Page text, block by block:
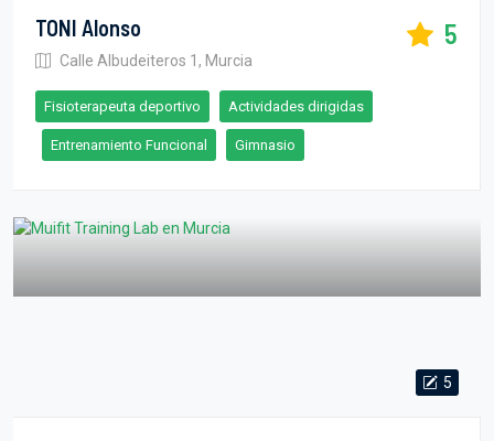
TONI Alonso
Calle Albudeiteros 1, Murcia
5
Fisioterapeuta deportivo Actividades dirigidas
Entrenamiento Funcional Gimnasio
5